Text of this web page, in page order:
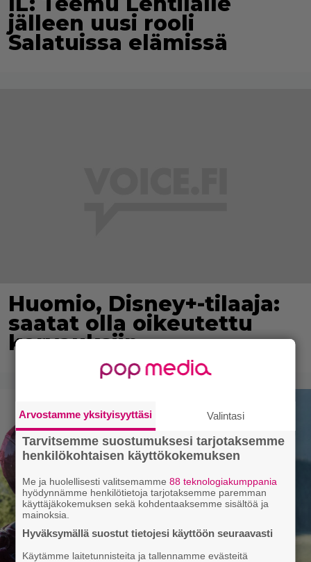
jälleen uusi rooli
Salatuissa elämissä
Huomio, Disney+-tilaaja:
saatat olla oikeutettu
korvauksiin
Arvostamme yksityisyyttäsi Valintasi
Tarvitsemme suostumuksesi tarjotaksemme
henkilökohtaisen käyttökokemuksen
Me ja huolellisesti valitsemamme88 teknologiakumppania
hyödynnämme henkilötietoja tarjotaksemme paremman
käyttäjäkokemuksen sekä kohdentaaksemme sisältöä ja
mainoksia.
Hyväksymällä suostut tietojesi käyttöön seuraavasti
Käytämme laitetunnisteita ja tallennamme evästeitä